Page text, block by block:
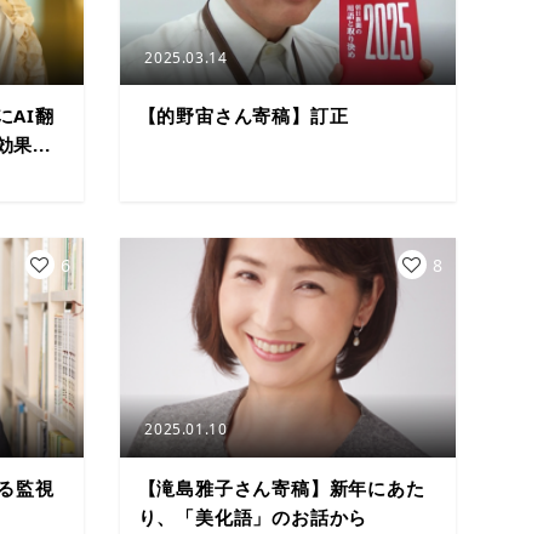
AI翻
果...
2025.03.14
【的野宙さん寄稿】訂正
監視
6
2025.01.10
【滝島雅子さん寄稿】新年にあた
り、「美化語」のお話から
8